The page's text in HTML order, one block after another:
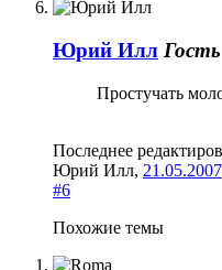
Юрий Илл Гость
Простучать
Последнее
Юрий Илл, 21.05.2007
#6
Похожие темы